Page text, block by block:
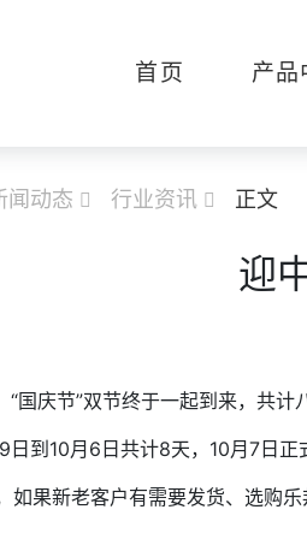
首页 产品
闻动态  行业资讯  正文
迎
国庆节”双节终于一起到来，共计
到10月6日共计8天，10月7日正
果新老客户有需要发货、选购